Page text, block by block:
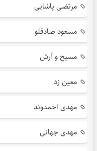
مرتضی پاشایی
مسعود صادقلو
مسیح و آرش
معین زد
مهدی احمدوند
مهدی جهانی